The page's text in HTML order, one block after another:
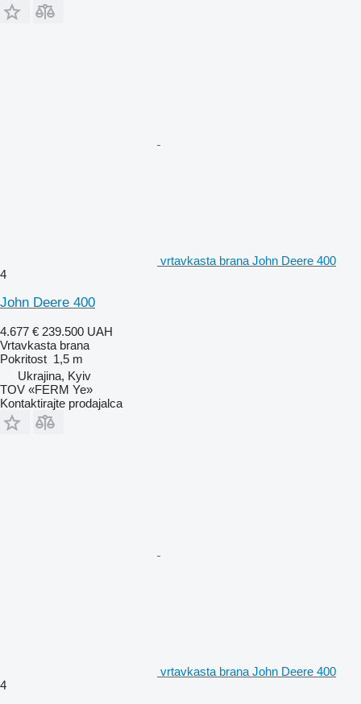
vrtavkasta brana John Deere 400
4
John Deere 400
4.677 € 239.500 UAH
Vrtavkasta brana
Pokritost 1,5 m
Ukrajina, Kyiv
TOV «FERM Ye»
Kontaktirajte prodajalca
vrtavkasta brana John Deere 400
4